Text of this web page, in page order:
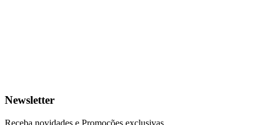
Newsletter
Receba novidades e Promoções exclusivas